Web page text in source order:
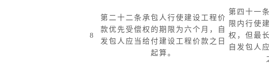
8
第二十二条承包人行使建设工程价
款优先受偿权的期限为六个月，自
发包人应当给付建设工程价款之日
起算。
第四十一
限内行使
权，但最
自发包人